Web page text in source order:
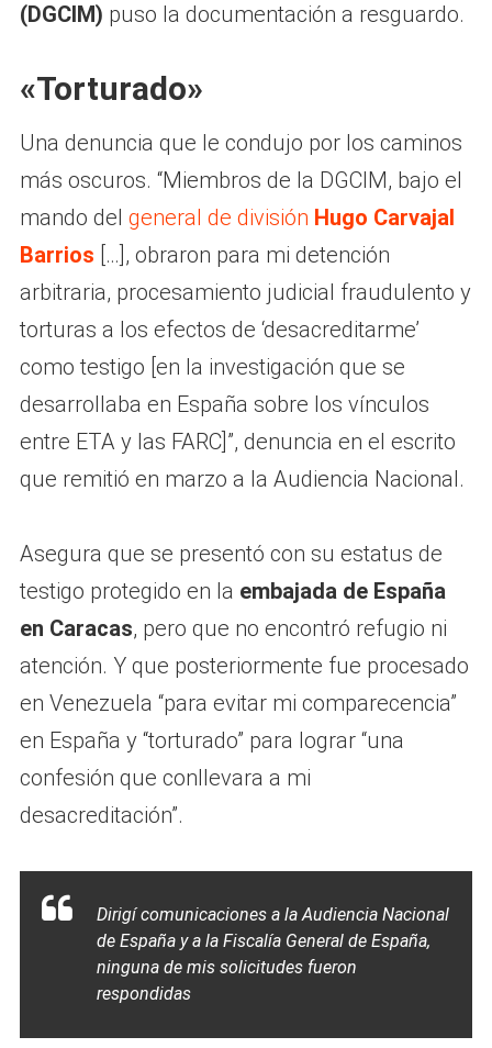
(DGCIM) puso la documentación a resguardo.
«Torturado»
Una denuncia que le condujo por los caminos
más oscuros. “Miembros de la DGCIM, bajo el
mando del general de división Hugo Carvajal
Barrios […], obraron para mi detención
arbitraria, procesamiento judicial fraudulento y
torturas a los efectos de ‘desacreditarme’
como testigo [en la investigación que se
desarrollaba en España sobre los vínculos
entre ETA y las FARC]”, denuncia en el escrito
que remitió en marzo a la Audiencia Nacional.
Asegura que se presentó con su estatus de
testigo protegido en la embajada de España
en Caracas, pero que no encontró refugio ni
atención. Y que posteriormente fue procesado
en Venezuela “para evitar mi comparecencia”
en España y “torturado” para lograr “una
confesión que conllevara a mi
desacreditación”.
Dirigí comunicaciones a la Audiencia Nacional
de España y a la Fiscalía General de España,
ninguna de mis solicitudes fueron
respondidas